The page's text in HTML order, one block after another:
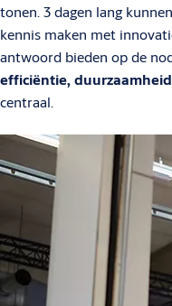
tonen. 3 dagen lang
kennis maken met
antwoord bieden op de
efficiëntie,
centraal.